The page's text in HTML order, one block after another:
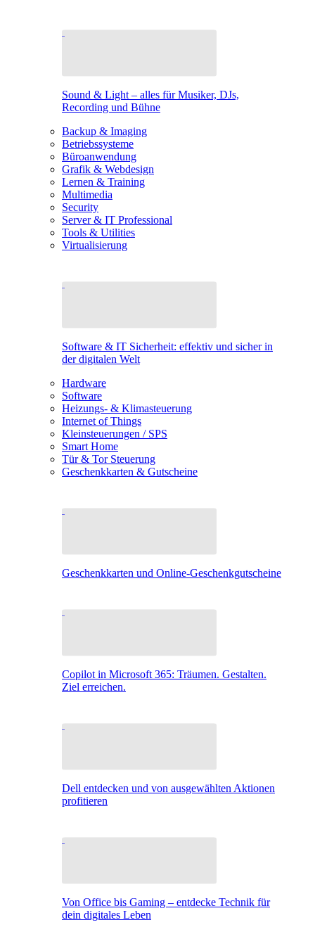
Sound & Light – alles für Musiker, DJs,
Recording und Bühne
Backup & Imaging
Betriebssysteme
Büroanwendung
Grafik & Webdesign
Lernen & Training
Multimedia
Security
Server & IT Professional
Tools & Utilities
Virtualisierung
Software & IT Sicherheit: effektiv und sicher in
der digitalen Welt
Hardware
Software
Heizungs- & Klimasteuerung
Internet of Things
Kleinsteuerungen / SPS
Smart Home
Tür & Tor Steuerung
Geschenkkarten & Gutscheine
Geschenkkarten und Online-Geschenkgutscheine
Copilot in Microsoft 365: Träumen. Gestalten.
Ziel erreichen.
Dell entdecken und von ausgewählten Aktionen
profitieren
Von Office bis Gaming – entdecke Technik für
dein digitales Leben